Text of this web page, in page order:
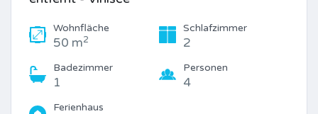
Wohnfläche
50 m2
Schlafzimmer
2
Badezimmer
1
Personen
4
Ferienhaus